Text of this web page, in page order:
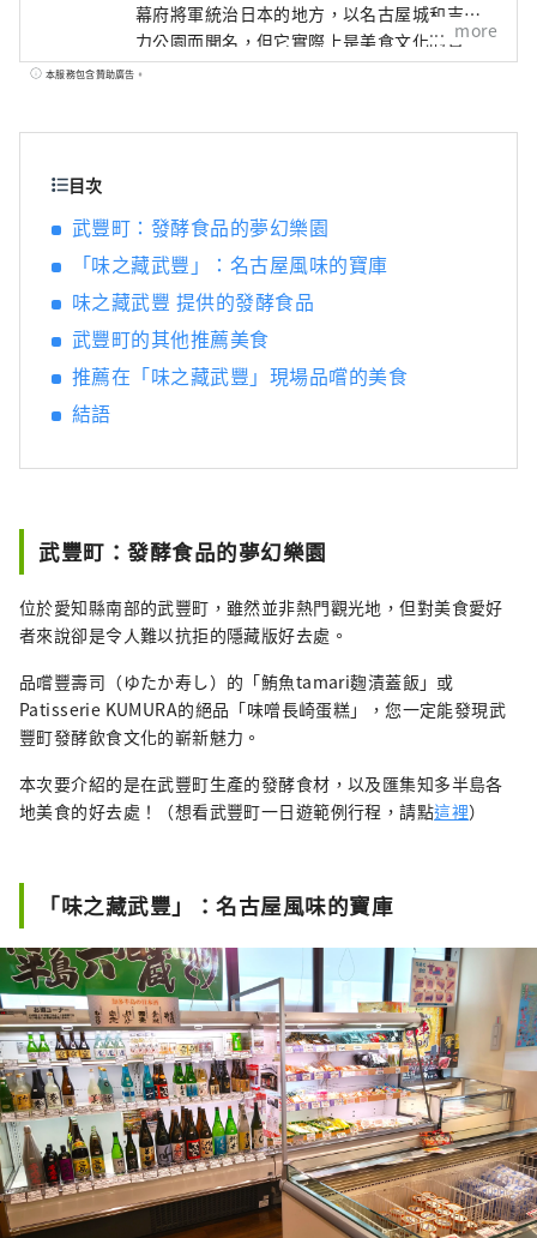
幕府將軍統治日本的地方，以名古屋城和吉卜
力公園而聞名，但它實際上是美食文化的寶
庫，孕育了“鮮味”，即日本料理的精髓。 ■
的發酵食品文化。知多半島被伊勢灣和三河灣
環繞，風景優美，自古以來，清酒、醋、味
噌、醬油等釀造業便蓬勃發展。西川是德川家
康的故鄉，以「八丁味噌」和「白醬油」等獨
特的發酵調味料而聞名。
more
本服務包含贊助廣告。
目次
武豐町：發酵食品的夢幻樂園
「味之藏武豐」：名古屋風味的寶庫
味之藏武豐 提供的發酵食品
武豐町的其他推薦美食
推薦在「味之藏武豐」現場品嚐的美食
結語
武豐町：發酵食品的夢幻樂園
位於愛知縣南部的武豐町，雖然並非熱門觀光地，但對美食愛好
者來說卻是令人難以抗拒的隱藏版好去處。
品嚐豐壽司（ゆたか寿し）的「鮪魚tamari麴漬蓋飯」或
Patisserie KUMURA的絕品「味噌長崎蛋糕」，您一定能發現武
豐町發酵飲食文化的嶄新魅力。
本次要介紹的是在武豐町生產的發酵食材，以及匯集知多半島各
地美食的好去處！（想看武豐町一日遊範例行程，請點這裡）
「味之藏武豐」：名古屋風味的寶庫